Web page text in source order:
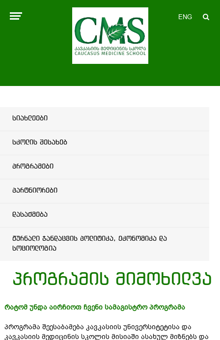
ENG
სიახლეები
სკოლის შესახებ
პროგრამები
პარტნიორები
დასაქმება
ჟურნალი ჯანდაცვის პოლიტიკა, ეკონომიკა და
სოციოლოგია
პროგრამის მიმოხილვა
რატომ უნდა აირჩიოთ ჩვენი სამაგისტრო პროგრამა
პროგრამა შეესაბამება კავკასიის უნივერსიტეტისა და
კავკასიის მედიცინის სკოლის მისიაში ასახულ მიზნებს და